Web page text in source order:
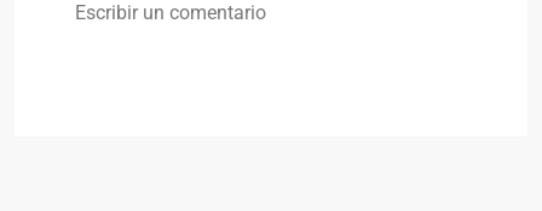
Escribir un comentario